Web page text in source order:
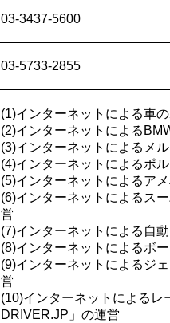
03-3437-5600
03-5733-2855
(1)インターネットによる車
(2)インターネットによる
(3)インターネットによるメ
(4)インターネットによるポ
(5)インターネットによるア
(6)インターネットによるス
営
(7)インターネットによる自
(8)インターネットによるボ
(9)インターネットによるジ
営
(10)インターネットによる
DRIVER.JP」の運営